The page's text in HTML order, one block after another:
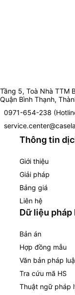
Tầng 5, Toà Nhà TTM
Quận Bình Thạnh,
0971-654-238
Thông tin
Giới thiệu
Giải pháp
Bảng giá
Liên hệ
Dữ liệu pháp
Bản án
Hợp đồng mẫu
Văn bản pháp
Tra cứu mã HS
Thuật ngữ pháp